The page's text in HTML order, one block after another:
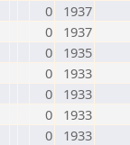
0
1937
0
1937
0
1935
0
1933
0
1933
0
1933
0
1933